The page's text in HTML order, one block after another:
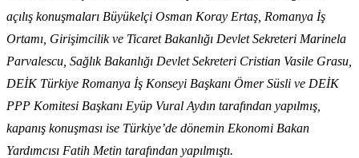
açılış konuşmaları Büyükelçi Osman Koray Ertaş, Romanya İş
Ortamı, Girişimcilik ve Ticaret Bakanlığı Devlet Sekreteri Marinela
Parvalescu, Sağlık Bakanlığı Devlet Sekreteri Cristian Vasile Grasu,
DEİK Türkiye Romanya İş Konseyi Başkanı Ömer Süsli ve DEİK
PPP Komitesi Başkanı Eyüp Vural Aydın tarafından yapılmış,
kapanış konuşması ise Türkiye’de dönemin Ekonomi Bakan
Yardımcısı Fatih Metin tarafından yapılmıştı.